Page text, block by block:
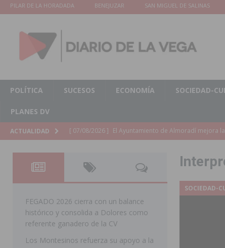
PILAR DE LA HORADADA BENEJUZAR SAN MIGUEL DE SALINAS
POLÍTICA SUCESOS ECONOMÍA SOCIEDAD-
PLANES DV
ACTUALIDAD [ 07/08/2026 ] El Ayuntamiento de Almoradí mejora
[ 07/08/2026 ]
Educación destina 1,2 millones
[ 07/08/2026 ] La Policía Nacional desarticula un
clonación de llaves electrónicas
[ 07/08/2026 ] Torrevieja impulsa el empleo con la
SOCIEDAD-
FEGADO 2026 cierra con un balance
histórico y consolida a Dolores como
referente ganadero de la CV
Los Montesinos refuerza su apoyo a la